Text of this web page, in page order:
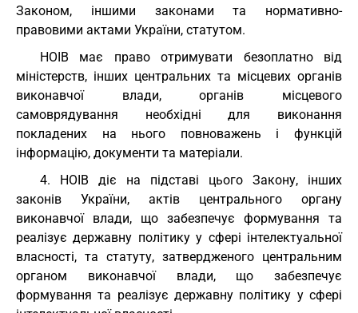
Законом, іншими законами та нормативно-
правовими актами України, статутом.
НОІВ має право отримувати безоплатно від
міністерств, інших центральних та місцевих органів
виконавчої влади, органів місцевого
самоврядування необхідні для виконання
покладених на нього повноважень і функцій
інформацію, документи та матеріали.
4. НОІВ діє на підставі цього Закону, інших
законів України, актів центрального органу
виконавчої влади, що забезпечує формування та
реалізує державну політику у сфері інтелектуальної
власності, та статуту, затвердженого центральним
органом виконавчої влади, що забезпечує
формування та реалізує державну політику у сфері